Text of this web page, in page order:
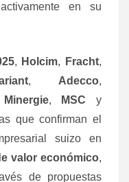
en su
, Holcim, Fracht,
, Adecco,
Minergie, MSC y
que confirman el
suizo en
valor económico,
de propuestas